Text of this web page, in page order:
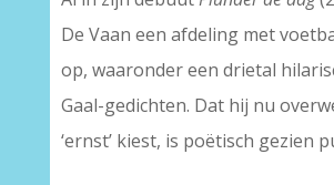
De Vaan een afdeling met
op, waaronder een drietal
Gaal-gedichten. Dat hij nu
‘ernst’ kiest, is poëtisch gezien